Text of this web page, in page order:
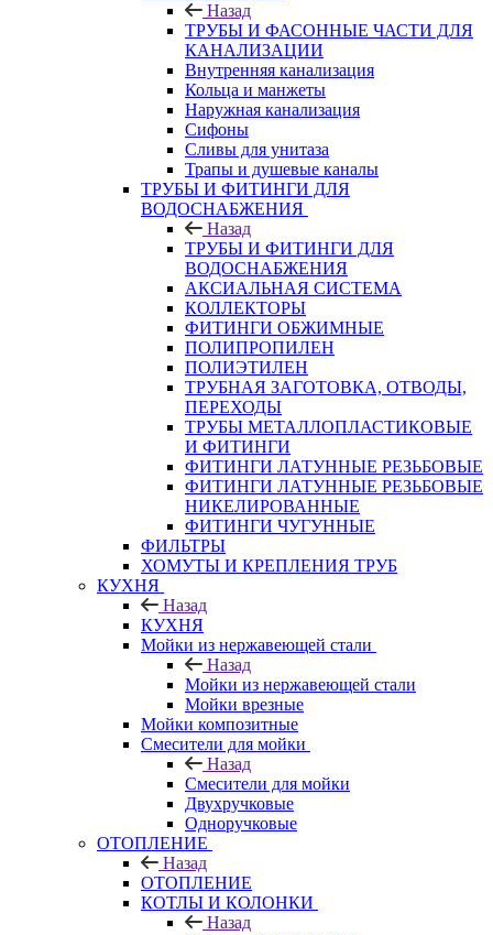
Назад
ТРУБЫ И ФАСОННЫЕ ЧАСТИ ДЛЯ
КАНАЛИЗАЦИИ
Внутренняя канализация
Кольца и манжеты
Наружная канализация
Сифоны
Сливы для унитаза
Трапы и душевые каналы
ТРУБЫ И ФИТИНГИ ДЛЯ
ВОДОСНАБЖЕНИЯ
Назад
ТРУБЫ И ФИТИНГИ ДЛЯ
ВОДОСНАБЖЕНИЯ
АКСИАЛЬНАЯ СИСТЕМА
КОЛЛЕКТОРЫ
ФИТИНГИ ОБЖИМНЫЕ
ПОЛИПРОПИЛЕН
ПОЛИЭТИЛЕН
ТРУБНАЯ ЗАГОТОВКА, ОТВОДЫ,
ПЕРЕХОДЫ
ТРУБЫ МЕТАЛЛОПЛАСТИКОВЫЕ
И ФИТИНГИ
ФИТИНГИ ЛАТУННЫЕ РЕЗЬБОВЫЕ
ФИТИНГИ ЛАТУННЫЕ РЕЗЬБОВЫЕ
НИКЕЛИРОВАННЫЕ
ФИТИНГИ ЧУГУННЫЕ
ФИЛЬТРЫ
ХОМУТЫ И КРЕПЛЕНИЯ ТРУБ
КУХНЯ
Назад
КУХНЯ
Мойки из нержавеющей стали
Назад
Мойки из нержавеющей стали
Мойки врезные
Мойки композитные
Смесители для мойки
Назад
Смесители для мойки
Двухручковые
Одноручковые
ОТОПЛЕНИЕ
Назад
ОТОПЛЕНИЕ
КОТЛЫ И КОЛОНКИ
Назад